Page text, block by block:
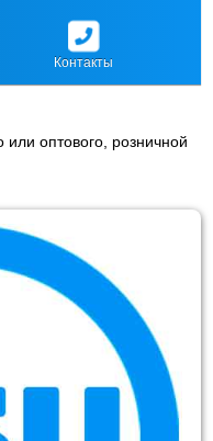
Контакты
или оптового, розничной